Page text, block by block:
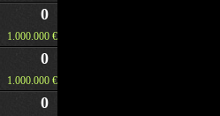
0
1.000.000 €
0
1.000.000 €
0